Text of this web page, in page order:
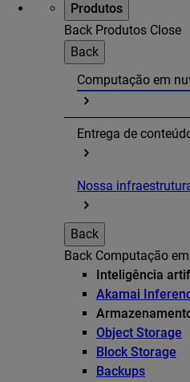
Produtos
Back Produtos Close
Back
Computação em
Entrega de
Nossa
Back
Back Computação
Inteligência
Akamai
Object Storage
Block Storage
Backups